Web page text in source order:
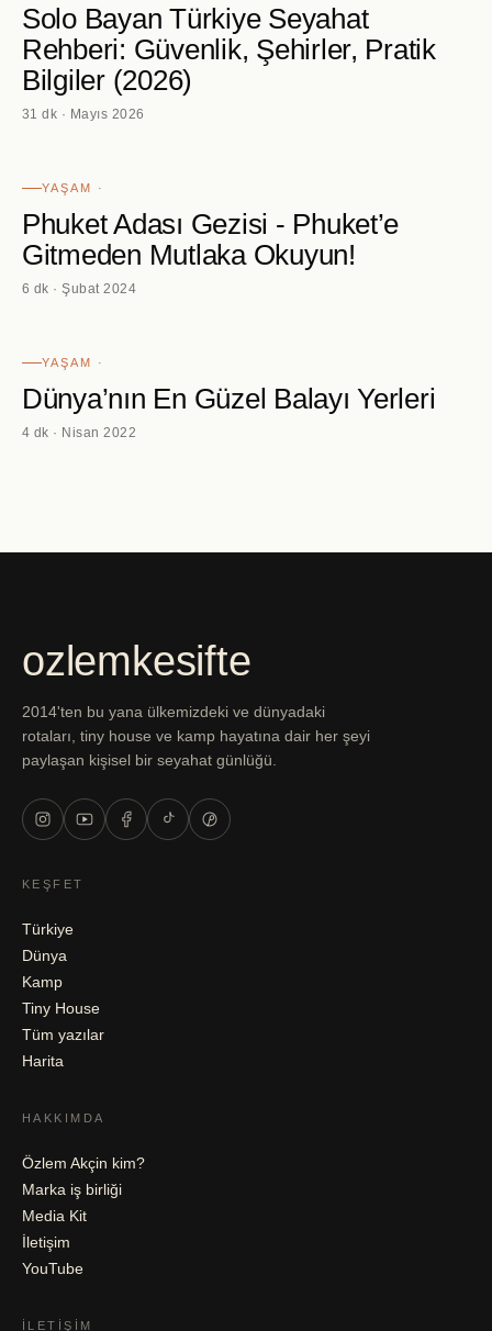
Solo Bayan Türkiye Seyahat
Rehberi: Güvenlik, Şehirler, Pratik
Bilgiler (2026)
31 dk · Mayıs 2026
YAŞAM ·
Phuket Adası Gezisi - Phuket’e
Gitmeden Mutlaka Okuyun!
6 dk · Şubat 2024
YAŞAM ·
Dünya’nın En Güzel Balayı Yerleri
4 dk · Nisan 2022
ozlemkesifte
2014'ten bu yana ülkemizdeki ve dünyadaki
rotaları, tiny house ve kamp hayatına dair her şeyi
paylaşan kişisel bir seyahat günlüğü.
KEŞFET
Türkiye
Dünya
Kamp
Tiny House
Tüm yazılar
Harita
HAKKIMDA
Özlem Akçin kim?
Marka iş birliği
Media Kit
İletişim
YouTube
İLETIŞIM